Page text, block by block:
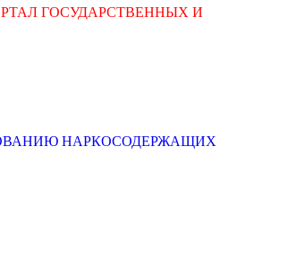
ГОСУДАРСТВЕННЫХ И
НАРКОСОДЕРЖАЩИХ